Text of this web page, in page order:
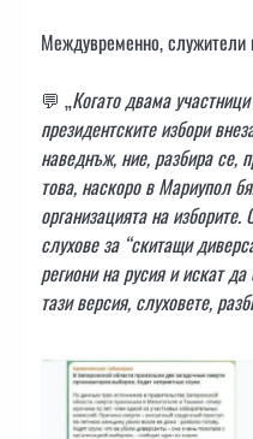
Междувременно,
💬 „Когато двама
президентските избори
наведнъж, ние, разбира се,
това, наскоро в Мариупол
организацията на
слухове за “скитащи
региони на русия и искат
тази версия, слуховете,